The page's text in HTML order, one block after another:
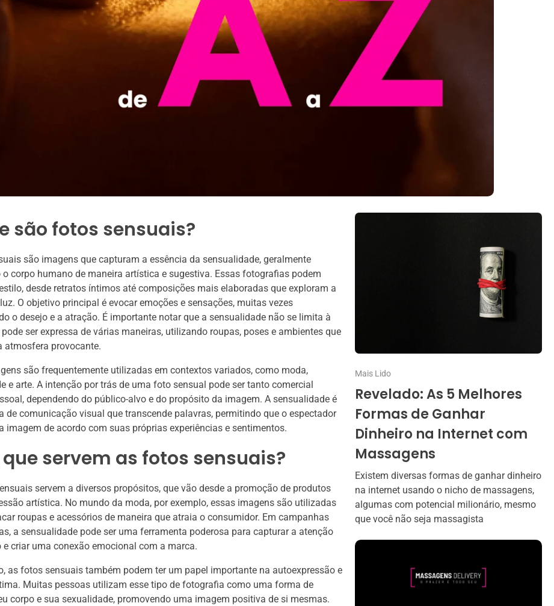
são fotos sensuais?
são imagens que capturam a essência da sensualidade, geralmente
o corpo humano de maneira artística e sugestiva. Essas fotografias podem
desde retratos íntimos até composições mais elaboradas que exploram a
O objetivo principal é evocar emoções e sensações, muitas vezes
o desejo e a atração. É importante notar que a sensualidade não se limita à
pode ser expressa de várias maneiras, utilizando roupas, poses e ambientes que
atmosfera provocante.
são frequentemente utilizadas em contextos variados, como moda,
e arte. A intenção por trás de uma foto sensual pode ser tanto comercial
dependendo do público-alvo e do propósito da imagem. A sensualidade é
de comunicação visual que transcende palavras, permitindo que o espectador
imagem de acordo com suas próprias experiências e sentimentos.
que servem as fotos sensuais?
servem a diversos propósitos, que vão desde a promoção de produtos
artística. No mundo da moda, por exemplo, essas imagens são utilizadas
roupas e acessórios de maneira que atraia o consumidor. Em campanhas
a sensualidade pode ser uma ferramenta poderosa para capturar a atenção
e criar uma conexão emocional com a marca.
as fotos sensuais também podem ter um papel importante na autoexpressão e
Muitas pessoas utilizam esse tipo de fotografia como uma forma de
corpo e sua sexualidade, promovendo uma imagem positiva de si mesmas.
Mais Lido
Revelado: As 5 Melhores
Formas de Ganhar
Dinheiro na Internet com
Massagens
Existem diversas formas de ganhar dinheiro
na internet usando o nicho de massagens,
algumas com potencial milionário, mesmo
que você não seja massagista